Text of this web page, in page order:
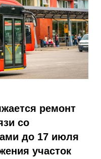
ремонт
со
до 17 июля
участок